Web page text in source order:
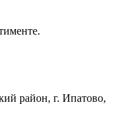
район, г. Ипатово,